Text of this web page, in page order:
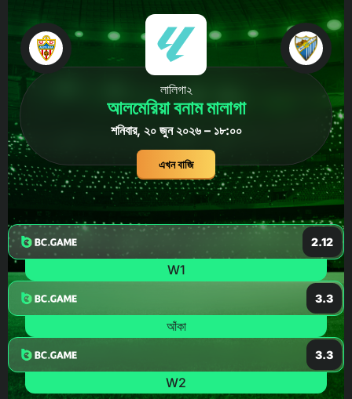
লালিগা২
আলমেরিয়া বনাম মালাগা
শনিবার, ২০ জুন ২০২৬ – ১৮:০০
এখন বাজি
2.12
W1
3.3
আঁকা
3.3
W2